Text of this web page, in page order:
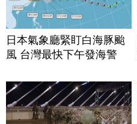
日本氣象廳緊盯白海豚颱
風 台灣最快下午發海警